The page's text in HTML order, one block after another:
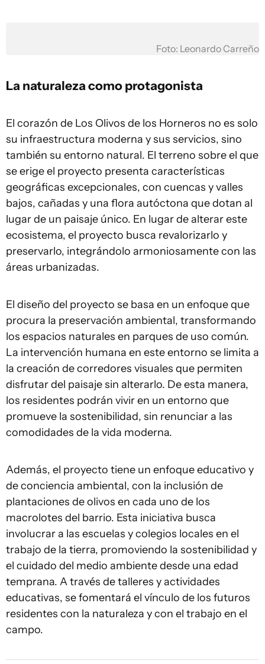
Foto: Leonardo Carreño
La naturaleza como protagonista
El corazón de Los Olivos de los Horneros no es solo
su infraestructura moderna y sus servicios, sino
también su entorno natural. El terreno sobre el que
se erige el proyecto presenta características
geográficas excepcionales, con cuencas y valles
bajos, cañadas y una flora autóctona que dotan al
lugar de un paisaje único. En lugar de alterar este
ecosistema, el proyecto busca revalorizarlo y
preservarlo, integrándolo armoniosamente con las
áreas urbanizadas.
El diseño del proyecto se basa en un enfoque que
procura la preservación ambiental, transformando
los espacios naturales en parques de uso común.
La intervención humana en este entorno se limita a
la creación de corredores visuales que permiten
disfrutar del paisaje sin alterarlo. De esta manera,
los residentes podrán vivir en un entorno que
promueve la sostenibilidad, sin renunciar a las
comodidades de la vida moderna.
Además, el proyecto tiene un enfoque educativo y
de conciencia ambiental, con la inclusión de
plantaciones de olivos en cada uno de los
macrolotes del barrio. Esta iniciativa busca
involucrar a las escuelas y colegios locales en el
trabajo de la tierra, promoviendo la sostenibilidad y
el cuidado del medio ambiente desde una edad
temprana. A través de talleres y actividades
educativas, se fomentará el vínculo de los futuros
residentes con la naturaleza y con el trabajo en el
campo.